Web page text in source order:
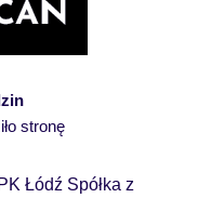
stronę
Łódź Spółka z